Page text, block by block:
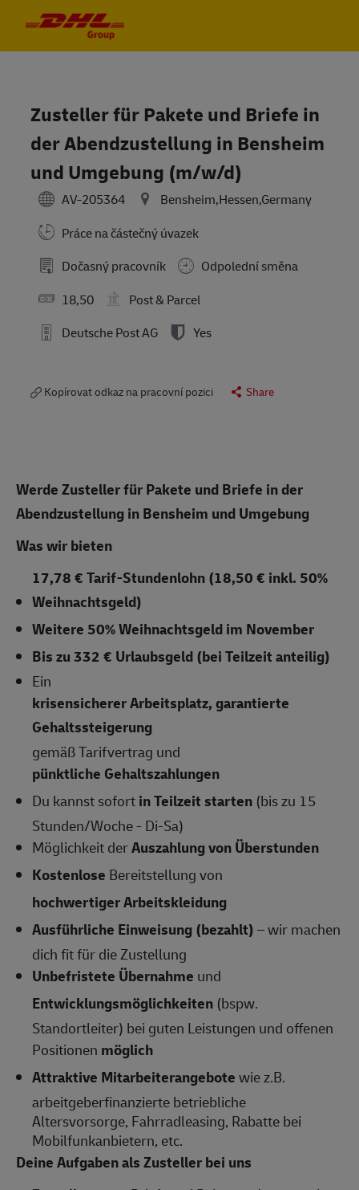
Zusteller für Pakete und Briefe in
der Abendzustellung in Bensheim
und Umgebung (m/w/d)
AV-205364
Bensheim,Hessen,Germany
Práce na částečný úvazek
Dočasný pracovník
Odpolední směna
18,50
Post & Parcel
Deutsche Post AG
Yes
Kopírovat odkaz na pracovní pozici Share
Werde Zusteller für Pakete und Briefe in der
Abendzustellung in Bensheim und Umgebung
Was wir bieten
17,78 € Tarif-Stundenlohn (18,50 € inkl. 50%
Weihnachtsgeld)
Weitere 50% Weihnachtsgeld im November
Bis zu 332 € Urlaubsgeld (bei Teilzeit anteilig)
Ein
krisensicherer Arbeitsplatz, garantierte
Gehaltssteigerung
gemäß Tarifvertrag und
pünktliche Gehaltszahlungen
Du kannst sofortin Teilzeit starten (bis zu 15
Stunden/Woche - Di-Sa)
Möglichkeit derAuszahlung von Überstunden
Kostenlose Bereitstellung von
hochwertiger Arbeitskleidung
Ausführliche Einweisung (bezahlt)– wir machen
dich fit für die Zustellung
Unbefristete Übernahme und
Entwicklungsmöglichkeiten (bspw.
Standortleiter) bei guten Leistungen und offenen
Positionen möglich
Attraktive Mitarbeiterangebotewie z.B.
arbeitgeberfinanzierte betriebliche
Altersvorsorge, Fahrradleasing, Rabatte bei
Mobilfunkanbietern, etc.
Deine Aufgaben als Zusteller bei uns